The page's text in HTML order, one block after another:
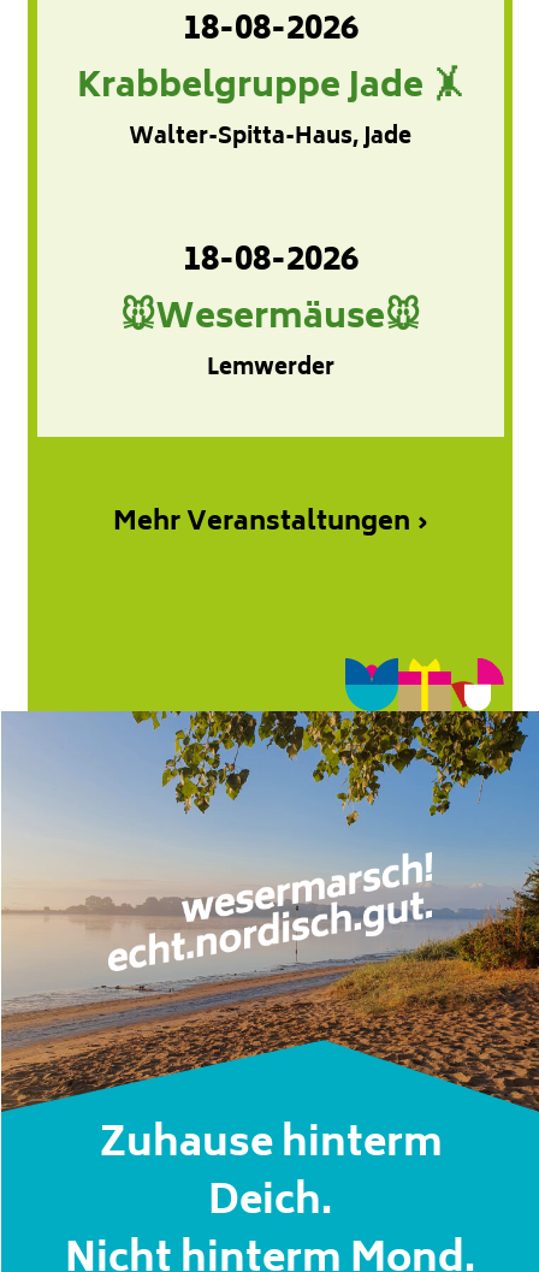
18-08-2026
Krabbelgruppe Jade 🤸
Walter-Spitta-Haus, Jade
18-08-2026
🐭Wesermäuse🐭
Lemwerder
Mehr Veranstaltungen ›
Zuhause hinterm
Deich.